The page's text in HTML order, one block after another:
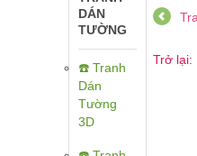
DÁN
TƯỜNG
☎️ Tranh
Dán
Tường
3D
Trở lại: